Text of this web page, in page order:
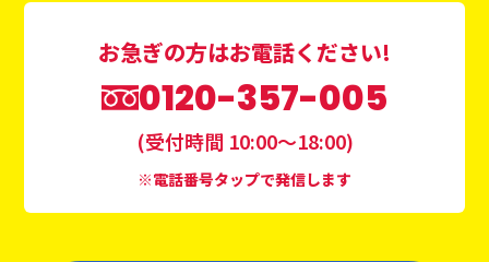
お急ぎの方はお電話ください!
0120-357-005
(受付時間 10:00〜18:00)
※電話番号タップで発信します